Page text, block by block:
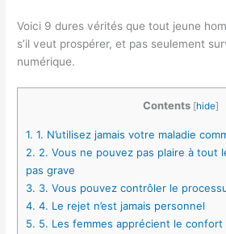
Voici 9 dures vérités que tout jeune
s’il veut prospérer, et pas seulement
numérique.
Contents [hide]
1. 1. N’utilisez jamais votre maladie
2. 2. Vous ne pouvez pas plaire à tout
pas grave
3. 3. Vous pouvez contrôler le
4. 4. Le rejet n’est jamais personnel
5. 5. Les femmes apprécient le